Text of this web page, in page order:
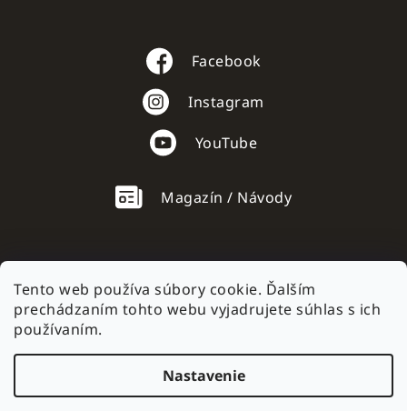
Tento web používa súbory cookie. Ďalším
prechádzaním tohto webu vyjadrujete súhlas s ich
používaním.
Nastavenie
Facebook
Instagram
YouTube
Magazín / Návody
AC mobile.cz